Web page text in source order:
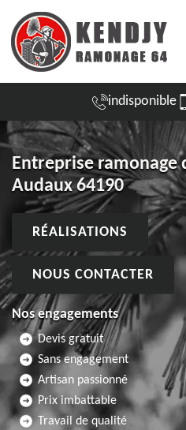
indisponible
Entreprise ramonage
Audaux 64190
RÉALISATIONS
NOUS CONTACTER
Nos engagements
Devis gratuit
Sans engagement
Artisan passionné
Prix imbattable
Travail de qualité